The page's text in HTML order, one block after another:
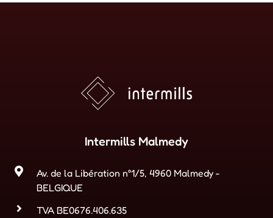
Intermills Malmedy
Av. de la Libération n°1/5, 4960 Malmedy -
BELGIQUE
TVA BE0676.406.635